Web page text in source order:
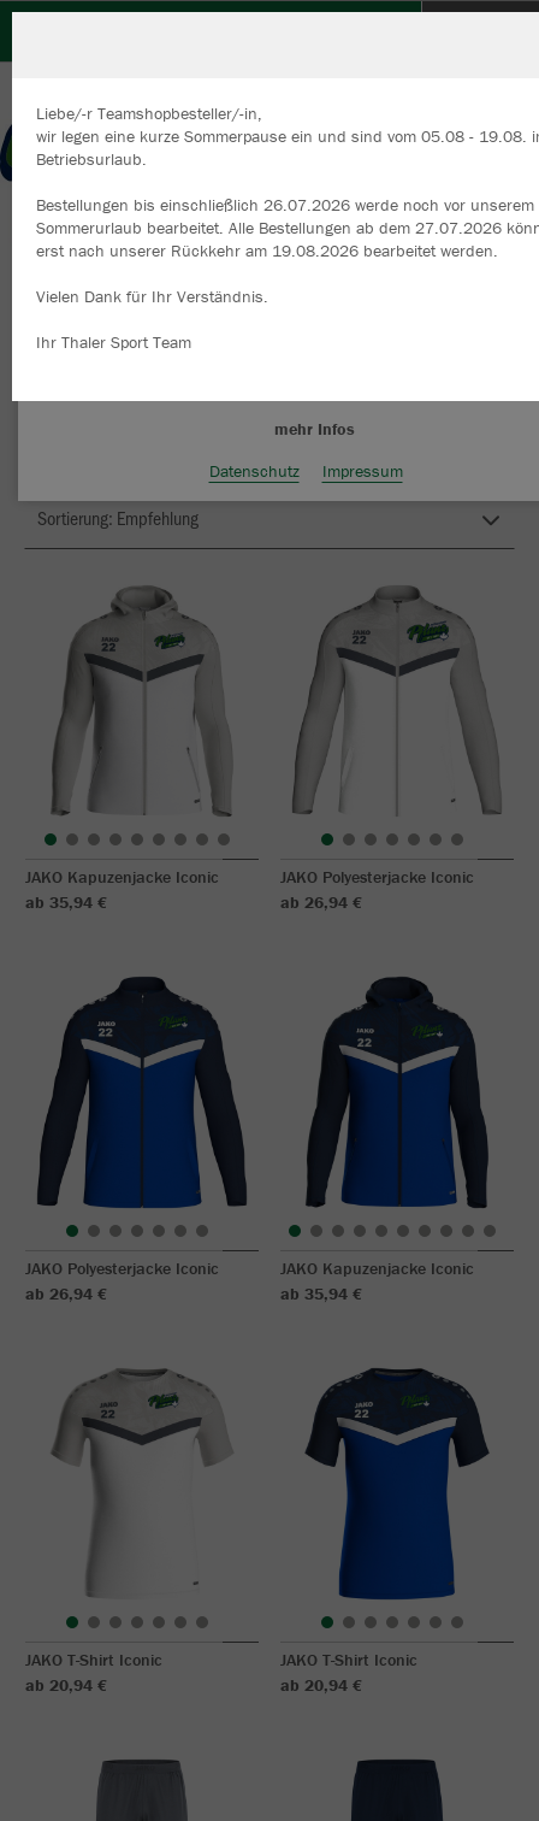
Farbe
JAKO Kapuzenjacke Iconic
ab 35,94 €
JAKO Polyesterjacke Iconic
ab 26,94 €
JAKO Polyesterjacke Iconic
ab 26,94 €
JAKO Kapuzenjacke Iconic
ab 35,94 €
JAKO T-Shirt Iconic
ab 20,94 €
JAKO T-Shirt Iconic
ab 20,94 €
Liebe/-r Teamshopbesteller/-in,
wir legen eine kurze Sommerpause ein und sind vom 05.08 - 19.08.
Betriebsurlaub.
Bestellungen bis einschließlich 26.07.2026 werde noch vor unserem
Sommerurlaub bearbeitet. Alle Bestellungen ab dem 27.07.2026
erst nach unserer Rückkehr am 19.08.2026 bearbeitet werden.
Vielen Dank für Ihr Verständnis.
Ihr Thaler Sport Team
Wir verwenden Cookies
Durch die Analyse der Besucherdaten können wir dir personalisierte
Inhalte anzeigen und unsere Website verbessern. Weitere
mehr Infos
Datenschutz
Impressum